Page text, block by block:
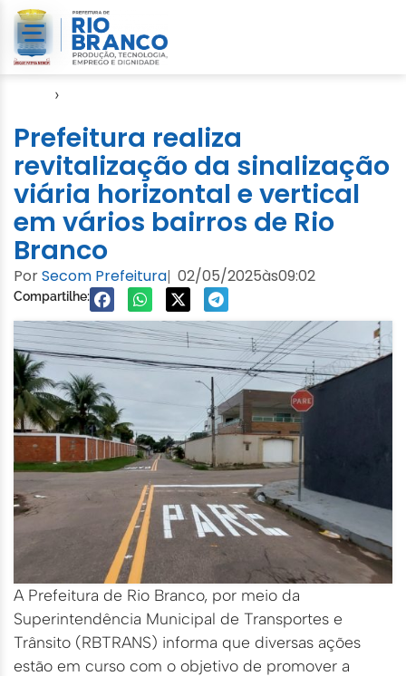
›
Prefeitura realiza
revitalização da sinalização
viária horizontal e vertical
em vários bairros de Rio
Branco
PorSecom Prefeitura| 02/05/2025às09:02
Compartilhe:
A Prefeitura de Rio Branco, por meio da
Superintendência Municipal de Transportes e
Trânsito (RBTRANS) informa que diversas ações
estão em curso com o objetivo de promover a